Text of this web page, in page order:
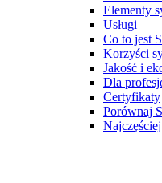
Elementy
Usługi
Co to jest
Korzyści
Jakość i
Dla
Certyfikaty
Porównaj